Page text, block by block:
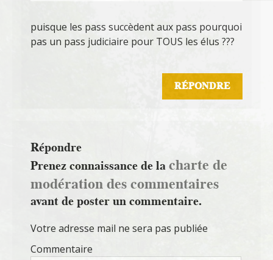
puisque les pass succèdent aux pass pourquoi
pas un pass judiciaire pour TOUS les élus ???
RÉPONDRE
Répondre
Prenez connaissance de lacharte de
modération des commentaires
avant de poster un commentaire.
Votre adresse mail ne sera pas publiée
Commentaire